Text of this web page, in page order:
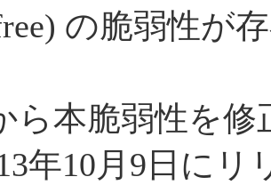
の脆弱性が
ら本脆弱性を修
年10月9日に